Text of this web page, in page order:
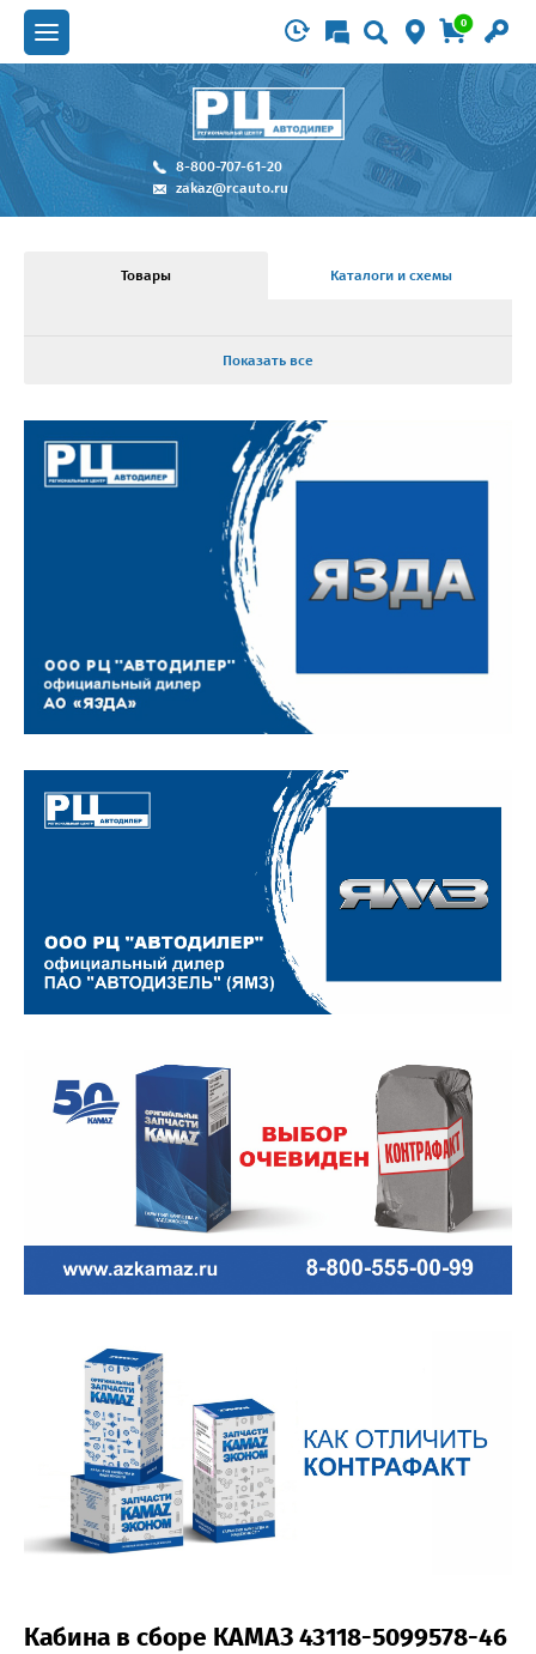
0
8-800-707-61-20
zakaz@rcauto.ru
Товары Каталоги и схемы
Показать все
Кабина в сборе КАМАЗ 43118-5099578-46